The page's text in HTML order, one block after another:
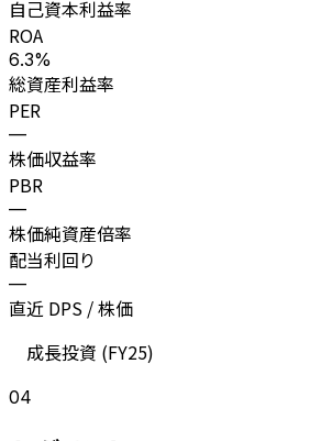
自己資本利益率
ROA
6.3%
総資産利益率
PER
—
株価収益率
PBR
—
株価純資産倍率
配当利回り
—
直近 DPS / 株価
成長投資 (FY25)
04